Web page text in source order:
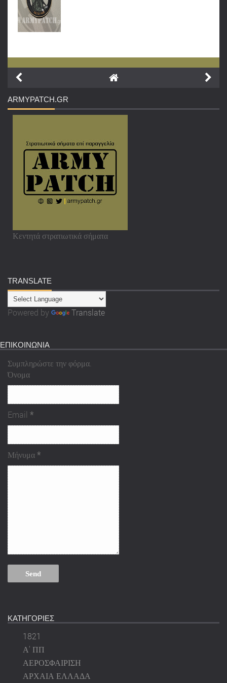
ARMYPATCH.GR
Κεντητά στρατιωτικά σήματα
TRANSLATE
Powered by Translate
ΕΠΙΚΟΙΝΩΝΙΑ
Συμπληρώστε την φόρμα.
Όνομα
Email *
Μήνυμα*
ΚΑΤΗΓΟΡΙΕΣ
1821
Α' ΠΠ
ΑΕΡΟΣΦΑΙΡΙΣΗ
ΑΡΧΑΙΑ ΕΛΛΑΔΑ